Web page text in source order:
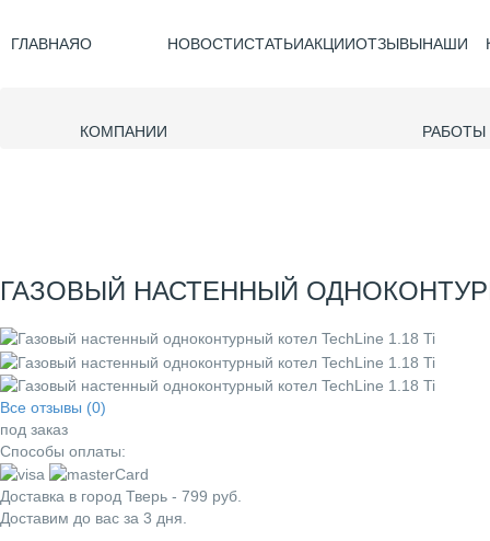
ГЛАВНАЯО
КОМПАНИИ
НОВОСТИСТАТЬИАКЦИИОТЗЫВЫНАШИ
РАБОТЫ
ГАЗОВЫЙ НАСТЕННЫЙ
Все отзывы (0)
под заказ
Способы оплаты:
Доставка в город Тверь - 799 руб.
Доставим до вас за 3 дня.